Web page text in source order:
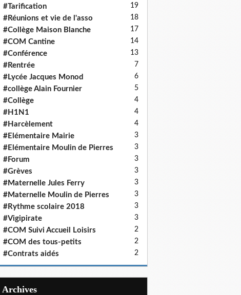
#Tarification 19
#Réunions et vie de l'asso 18
#Collège Maison Blanche 17
#COM Cantine 14
#Conférence 13
#Rentrée 7
#Lycée Jacques Monod 6
#collège Alain Fournier 5
#Collège 4
#H1N1 4
#Harcèlement 4
#Elémentaire Mairie 3
#Elémentaire Moulin de Pierres 3
#Forum 3
#Grèves 3
#Maternelle Jules Ferry 3
#Maternelle Moulin de Pierres 3
#Rythme scolaire 2018 3
#Vigipirate 3
#COM Suivi Accueil Loisirs 2
#COM des tous-petits 2
#Contrats aidés 2
Archives